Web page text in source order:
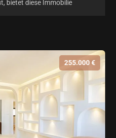
bietet diese Immobilie
255.000 €